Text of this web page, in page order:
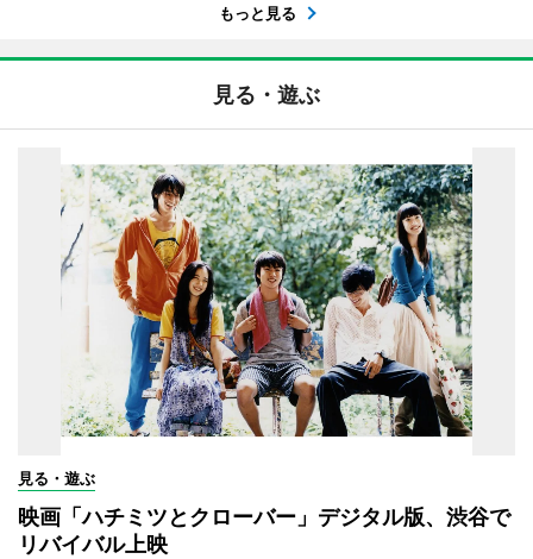
もっと見る
見る・遊ぶ
見る・遊ぶ
映画「ハチミツとクローバー」デジタル版、渋谷で
リバイバル上映